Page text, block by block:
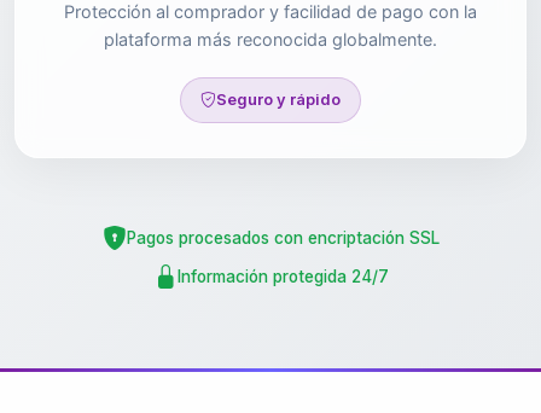
Protección al comprador y facilidad de pago con la
plataforma más reconocida globalmente.
Seguro y rápido
Pagos procesados con encriptación SSL
Información protegida 24/7